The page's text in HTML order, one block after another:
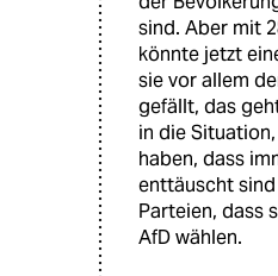
sind. Aber mit
könnte jetzt
sie vor allem
gefällt, das
in die
haben, dass
enttäuscht
Parteien, dass
AfD wählen.